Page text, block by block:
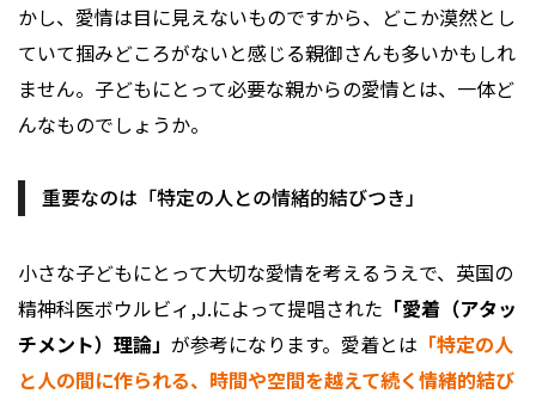
かし、愛情は目に見えないものですから、どこか漠然とし
ていて掴みどころがないと感じる親御さんも多いかもしれ
ません。子どもにとって必要な親からの愛情とは、一体ど
んなものでしょうか。
重要なのは「特定の人との情緒的結びつき」
小さな子どもにとって大切な愛情を考えるうえで、英国の
精神科医ボウルビィ,J.によって提唱された 「愛着（アタッ
チメント）理論」 が参考になります。愛着とは 「特定の人
と人の間に作られる、時間や空間を越えて続く情緒的結び